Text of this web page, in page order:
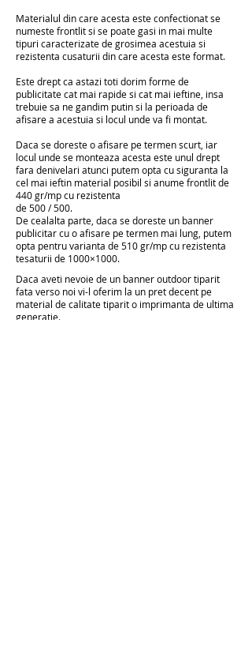
Materialul din care acesta este confectionat se
numeste frontlit si se poate gasi in mai multe
tipuri caracterizate de grosimea acestuia si
rezistenta cusaturii din care acesta este format.
Este drept ca astazi toti dorim forme de
publicitate cat mai rapide si cat mai ieftine, insa
trebuie sa ne gandim putin si la perioada de
afisare a acestuia si locul unde va fi montat.
Daca se doreste o afisare pe termen scurt, iar
locul unde se monteaza acesta este unul drept
fara denivelari atunci putem opta cu siguranta la
cel mai ieftin material posibil si anume frontlit de
440 gr/mp cu rezistenta
de 500 / 500.
De cealalta parte, daca se doreste un banner
publicitar cu o afisare pe termen mai lung, putem
opta pentru varianta de 510 gr/mp cu rezistenta
tesaturii de 1000×1000.
Daca aveti nevoie de un banner outdoor tiparit
fata verso noi vi-l oferim la un pret decent pe
material de calitate tiparit o imprimanta de ultima
generatie.